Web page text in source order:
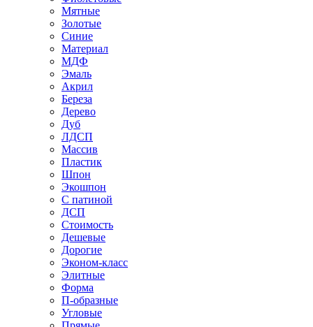
Мятные
Золотые
Синие
Материал
МДФ
Эмаль
Акрил
Береза
Дерево
Дуб
ЛДСП
Массив
Пластик
Шпон
Экошпон
С патиной
ДСП
Стоимость
Дешевые
Дорогие
Эконом-класс
Элитные
Форма
П-образные
Угловые